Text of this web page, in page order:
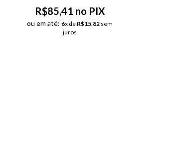
R$85,41 no PIX
ou em até: 6x de R$15,82 sem
juros